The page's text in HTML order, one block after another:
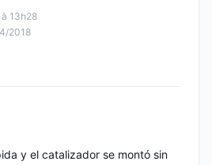
13h28
2018
y el catalizador se montó sin